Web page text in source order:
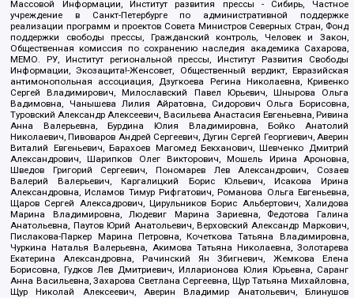
Массовой Информации, Институт развития прессы - Сибирь, Частное
учреждение в Санкт-Петербурге по административной поддержке
реализации программ и проектов Совета Министров Северных Стран, Фонд
поддержки свободы прессы, Гражданский контроль, Человек и Закон,
Общественная комиссия по сохранению наследия академика Сахарова,
МЕМО. РУ, Институт региональной прессы, Институт Развития Свободы
Информации, Экозащита!-Женсовет, Общественный вердикт, Евразийская
антимонопольная ассоциация, Дзугкоева Регина Николаевна, Кривенко
Сергей Владимирович, Милославский Павел Юрьевич, Шнырова Ольга
Вадимовна, Чанышева Лилия Айратовна, Сидорович Ольга Борисовна,
Туровский Александр Алексеевич, Васильева Анастасия Евгеньевна, Ривина
Анна Валерьевна, Бурдина Юлия Владимировна, Бойко Анатолий
Николаевич, Пивоваров Андрей Сергеевич, Дугин Сергей Георгиевич, Аверин
Виталий Евгеньевич, Барахоев Магомед Бекханович, Шевченко Дмитрий
Александрович, Шарипков Олег Викторович, Мошель Ирина Ароновна,
Шведов Григорий Сергеевич, Пономарев Лев Александрович, Созаев
Валерий Валерьевич, Каргалицкий Борис Юльевич, Исакова Ирина
Александровна, Исламов Тимур Рифгатович, Романова Ольга Евгеньевна,
Щаров Сергей Алексадрович, Цирульников Борис Альбертович, Халидова
Марина Владимировна, Людевиг Марина Зариевна, Федотова Галина
Анатольевна, Паутов Юрий Анатольевич, Верховский Александр Маркович,
Пислакова-Паркер Марина Петровна, Кочеткова Татьяна Владимировна,
Чуркина Наталья Валерьевна, Акимова Татьяна Николаевна, Золотарева
Екатерина Александровна, Рачинский Ян Збигневич, Жемкова Елена
Борисовна, Гудков Лев Дмитриевич, Илларионова Юлия Юрьевна, Саранг
Анна Васильевна, Захарова Светлана Сергеевна, Щур Татьяна Михайловна,
Щур Николай Алексеевич, Аверин Владимир Анатольевич, Блинушов